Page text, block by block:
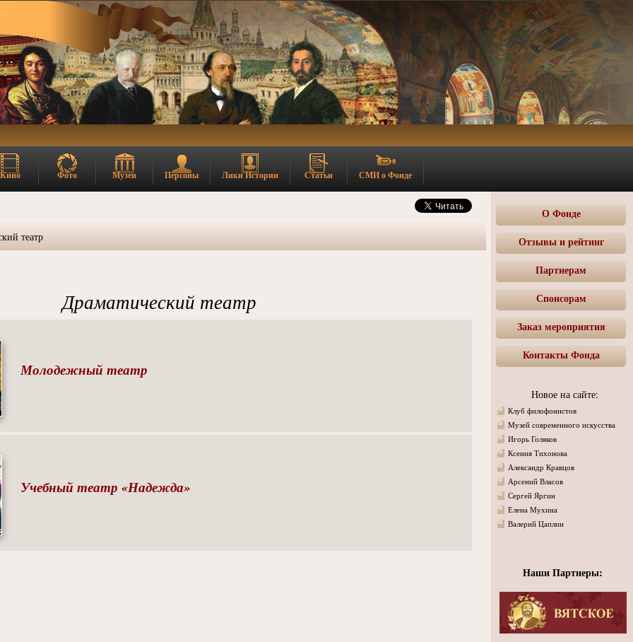
Кино Фото Музеи Персоны Лики Истории Статьи СМИ о Фонде
театр
Драматический театр
Молодежный театр
Учебный театр «Надежда»
О Фонде
Отзывы и рейтинг
Партнерам
Спонсорам
Заказ мероприятия
Контакты Фонда
Новое на сайте:
Клуб филофонистов
Музей современного искусства
Игорь Голяков
Ксения Тихонова
Александр Кравцов
Арсений Власов
Сергей Яргин
Елена Мухина
Валерий Цаплин
Наши Партнеры: